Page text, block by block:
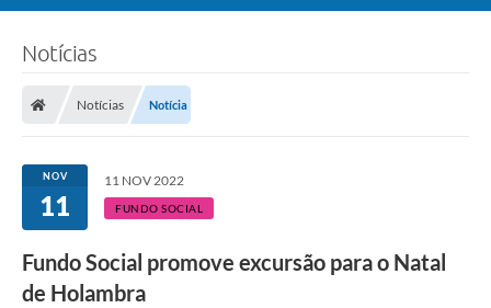
Serviços Públicos
Carta de Serviços
Questionário de Mapeamento Cultural
Notícias
Notícias Notícia
NOV
11
11 NOV 2022
FUNDO SOCIAL
Fundo Social promove excursão para o Natal
de Holambra